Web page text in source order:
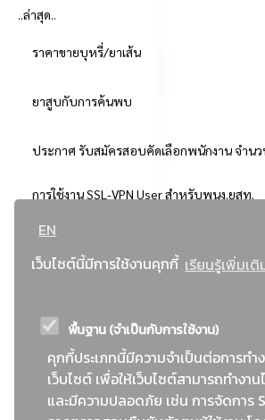
EN
เว็บไซต์นี้มีการใช้งานคุกกี้ เรียนรู้เพิ่มเติ
พื้นฐาน (จำเป็นกับการใช้งาน)
คุกกี้ประเภทนี้มีความจำเป็นต่อการทำ
เว็บไซต์ เพื่อให้เว็บไซต์สามารถทำงา
และมีความปลอดภัย เช่น การจัดการ
..ล่าสุด..
ราคาขายบุหรี่/ยาเส้น
ยาสูบกับการค้นพบ
ประกาศ รับสมัครสอบคัดเลือกพนักงาน จำนว
การใช้งาน SSL-VPN User สำหรับพนง.ยสท.
..ยอดนิยม..
: วิธีเฉพาะเจาะจง
ข่าวสาร/ประกาศ
: เอกสารส่งเสริมความโปร่งใสในการจัดซื้อจัดจ้าง